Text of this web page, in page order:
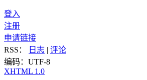
登入
注册
申请链接
RSS：
日志 | 评论
编码：UTF-8
XHTML 1.0